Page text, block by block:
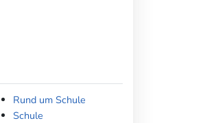
Rund um Schule
Schule